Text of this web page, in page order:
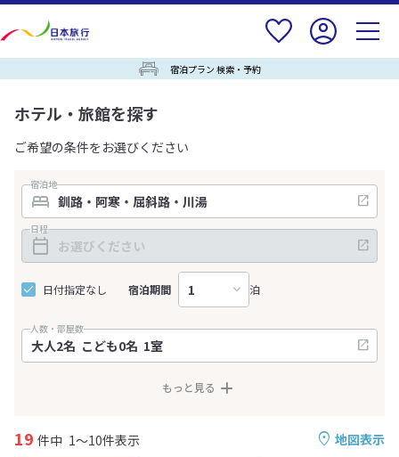
宿泊プラン 検索・予約
ホテル・旅館を探す
ご希望の条件をお選びください
宿泊地
日程
日付指定なし 宿泊期間 泊
人数・部屋数
もっと見る
地図表示
19 件中 1～10件表示